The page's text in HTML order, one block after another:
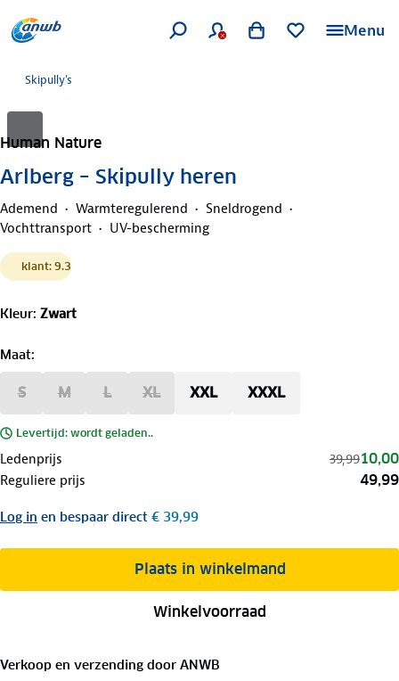
Menu
Skipully's
Human Nature
Arlberg – Skipully heren
Ademend Warmteregulerend
Sneldrogend
Vochttransport
UV-bescherming
klant: 9.3
Kleur: Zwart
Maat:
S M L XL XXL XXXL
Levertijd: wordt geladen..
Ledenprijs 39,9910,00
Reguliere prijs 49,99
Log in en bespaar direct € 39,99
Plaats in winkelmand
Winkelvoorraad
Verkoop en verzending door ANWB